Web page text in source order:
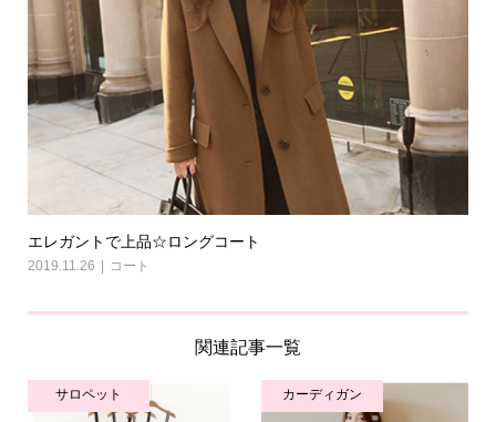
エレガントで上品☆ロングコート
2019.11.26 コート
関連記事一覧
サロペット カーディガン